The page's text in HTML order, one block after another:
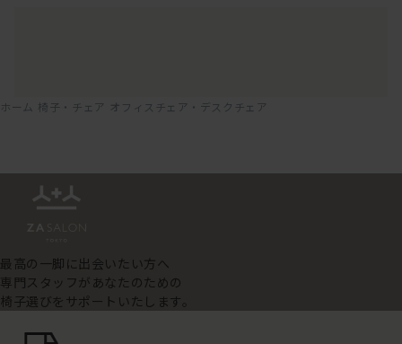
ホーム 椅子・チェア オフィスチェア・デスクチェア
最高の一脚に出会いたい方へ
専門スタッフがあなたのための
椅子選びをサポートいたします。